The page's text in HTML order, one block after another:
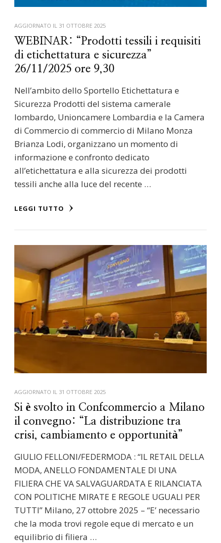
AGGIORNATO IL 31 OTTOBRE 2025
WEBINAR: “Prodotti tessili i requisiti
di etichettatura e sicurezza”
26/11/2025 ore 9,30
Nell’ambito dello Sportello Etichettatura e
Sicurezza Prodotti del sistema camerale
lombardo, Unioncamere Lombardia e la Camera
di Commercio di commercio di Milano Monza
Brianza Lodi, organizzano un momento di
informazione e confronto dedicato
all’etichettatura e alla sicurezza dei prodotti
tessili anche alla luce del recente …
LEGGI TUTTO
AGGIORNATO IL 31 OTTOBRE 2025
Si è svolto in Confcommercio a Milano
il convegno: “La distribuzione tra
crisi, cambiamento e opportunità”
GIULIO FELLONI/FEDERMODA : “IL RETAIL DELLA
MODA, ANELLO FONDAMENTALE DI UNA
FILIERA CHE VA SALVAGUARDATA E RILANCIATA
CON POLITICHE MIRATE E REGOLE UGUALI PER
TUTTI” Milano, 27 ottobre 2025 – “E’ necessario
che la moda trovi regole eque di mercato e un
equilibrio di filiera …